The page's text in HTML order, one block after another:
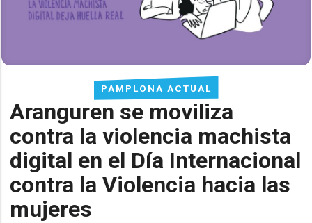
PAMPLONA ACTUAL
Aranguren se moviliza
contra la violencia machista
digital en el Día Internacional
contra la Violencia hacia las
mujeres